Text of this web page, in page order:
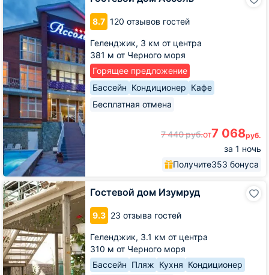
8.7 120 отзывов гостей
Геленджик, 3 км от центра
381 м от Черного моря
Горящее предложение
Бассейн Кондиционер Кафе
Бесплатная отмена
7 440руб.от7 068руб.
за 1 ночь
Получите353 бонуса
Ассоль
Гостевой дом Изумруд
9.3 23 отзыва гостей
Геленджик, 3.1 км от центра
310 м от Черного моря
Бассейн Пляж Кухня Кондиционер
Гостевой
дом
Изумруд